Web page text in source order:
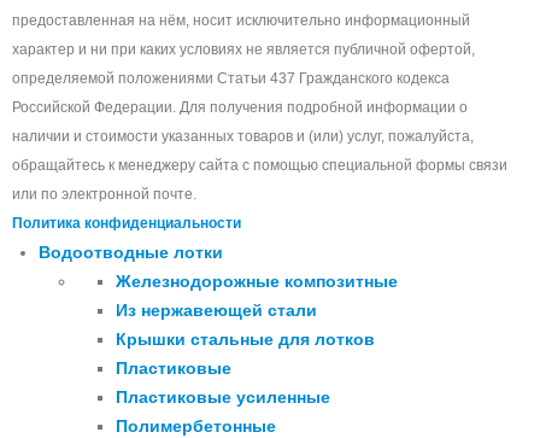
предоставленная на нём, носит исключительно информационный
характер и ни при каких условиях не является публичной офертой,
определяемой положениями Статьи 437 Гражданского кодекса
Российской Федерации. Для получения подробной информации о
наличии и стоимости указанных товаров и (или) услуг, пожалуйста,
обращайтесь к менеджеру сайта с помощью специальной формы связи
или по электронной почте.
Политика конфиденциальности
Водоотводные лотки
Железнодорожные композитные
Из нержавеющей стали
Крышки стальные для лотков
Пластиковые
Пластиковые усиленные
Полимербетонные